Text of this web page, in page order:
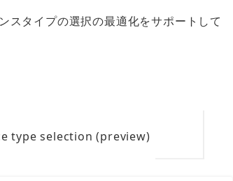
スタイプの選択の最適化をサポートして
type selection (preview)